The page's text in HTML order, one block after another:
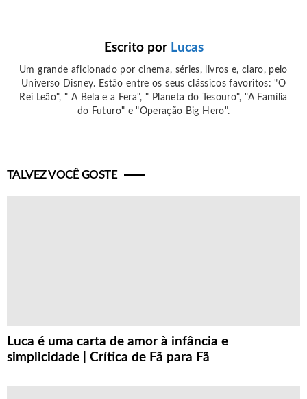
Escrito por Lucas
Um grande aficionado por cinema, séries, livros e, claro, pelo
Universo Disney. Estão entre os seus clássicos favoritos: "O
Rei Leão", " A Bela e a Fera", " Planeta do Tesouro", "A Família
do Futuro" e "Operação Big Hero".
TALVEZ VOCÊ GOSTE
Luca é uma carta de amor à infância e
simplicidade | Crítica de Fã para Fã